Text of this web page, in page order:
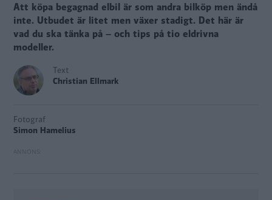
Att köpa begagnad elbil är som andra bilköp men ändå
inte. Utbudet är litet men växer stadigt. Det här är
vad du ska tänka på – och tips på tio eldrivna
modeller.
Text
Christian Ellmark
Fotograf
Simon Hamelius